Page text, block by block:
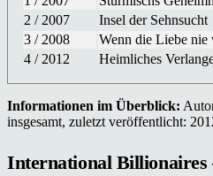
2 / 2007
Insel der Sehnsucht
3 / 2008
Wenn die Liebe nie
4 / 2012
Heimliches
Informationen im Überblick:
insgesamt, zuletzt veröffentlicht:
International Billionaires